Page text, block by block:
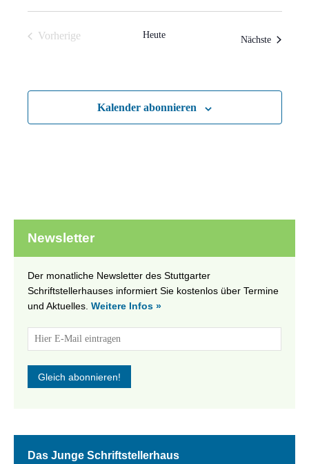
Vorherige
Heute Nächste
Kalender abonnieren
Newsletter
Der monatliche Newsletter des Stuttgarter
Schriftstellerhauses informiert Sie kostenlos über Termine
und Aktuelles. Weitere Infos »
Das Junge Schriftstellerhaus